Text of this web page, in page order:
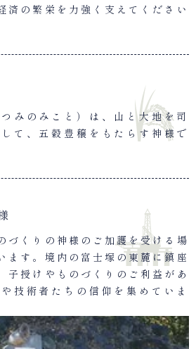
済の繁栄を力強く支えてください
みのみこと）は、山と大地を司
て、五穀豊穣をもたらす神様で
づくりの神様のご加護を受ける場
ます。境内の富士塚の東麓に鎮座
子授けやものづくりのご利益があ
技術者たちの信仰を集めていま